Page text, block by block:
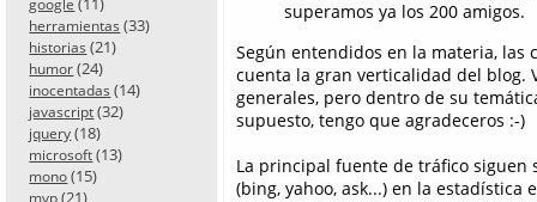
google
herramientas (33)
historias (21)
humor (24)
inocentadas (14)
javascript (32)
jquery (18)
microsoft (13)
mono (15)
mvp (21)
superamos ya los 200 amigos.
Según entendidos en la materia,
cuenta la gran verticalidad del
generales, pero dentro de su
supuesto, tengo que agradeceros :-)
La principal fuente de tráfico siguen
(bing, yahoo, ask...) en la